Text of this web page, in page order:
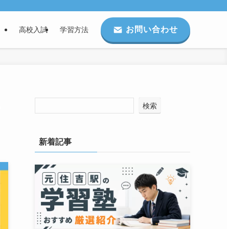
高校入試 学習方法 お問い合わせ
検索
新着記事